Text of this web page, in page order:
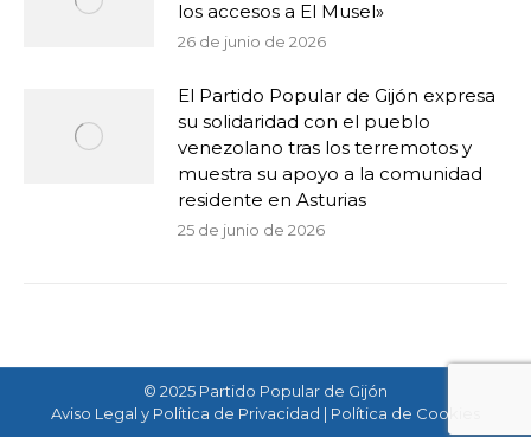
los accesos a El Musel»
26 de junio de 2026
El Partido Popular de Gijón expresa
su solidaridad con el pueblo
venezolano tras los terremotos y
muestra su apoyo a la comunidad
residente en Asturias
25 de junio de 2026
© 2025 Partido Popular de Gijón
Aviso Legal y Política de Privacidad | Política de Cookies